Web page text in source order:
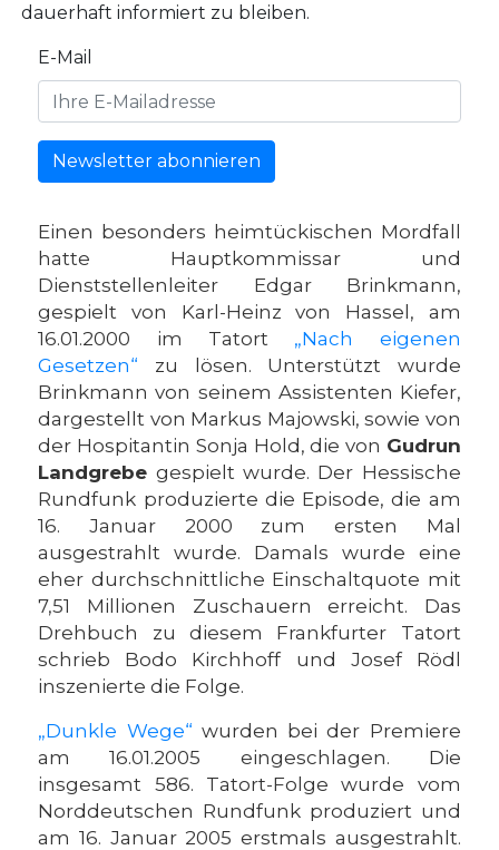
dauerhaft informiert zu bleiben.
E-Mail
Newsletter abonnieren
Einen besonders heimtückischen Mordfall
hatte Hauptkommissar und
Dienststellenleiter Edgar Brinkmann,
gespielt von Karl-Heinz von Hassel, am
16.01.2000 im Tatort „Nach eigenen
Gesetzen“ zu lösen. Unterstützt wurde
Brinkmann von seinem Assistenten Kiefer,
dargestellt von Markus Majowski, sowie von
der Hospitantin Sonja Hold, die von Gudrun
Landgrebe gespielt wurde. Der Hessische
Rundfunk produzierte die Episode, die am
16. Januar 2000 zum ersten Mal
ausgestrahlt wurde. Damals wurde eine
eher durchschnittliche Einschaltquote mit
7,51 Millionen Zuschauern erreicht. Das
Drehbuch zu diesem Frankfurter Tatort
schrieb Bodo Kirchhoff und Josef Rödl
inszenierte die Folge.
„Dunkle Wege“ wurden bei der Premiere
am 16.01.2005 eingeschlagen. Die
insgesamt 586. Tatort-Folge wurde vom
Norddeutschen Rundfunk produziert und
am 16. Januar 2005 erstmals ausgestrahlt.